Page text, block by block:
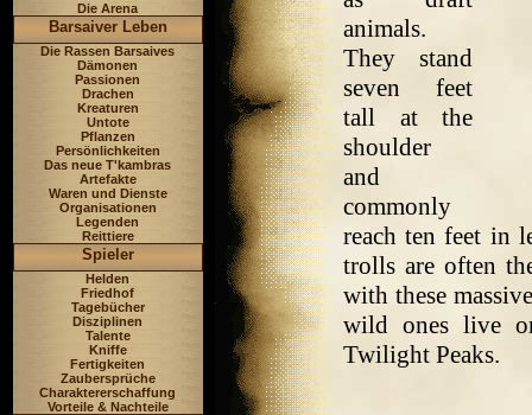
Die Arena
Barsaiver Leben
Die Rassen Barsaives
Dämonen
Passionen
Drachen
Kreaturen
Untote
Pflanzen
Persönlichkeiten
Das neue T'kambras
Artefakte
Waren und Dienste
Organisationen
Legenden
Reittiere
Spieler
Helden
Friedhof
Tagebücher
Disziplinen
Talente
Kniffe
Fertigkeiten
Zaubersprüche
Charaktererschaffung
Vorteile & Nachteile
animals.
They stand
seven feet
tall at the
shoulder
and
commonly
reach ten feet in
trolls are often
with these
wild ones live
Twilight Peaks.